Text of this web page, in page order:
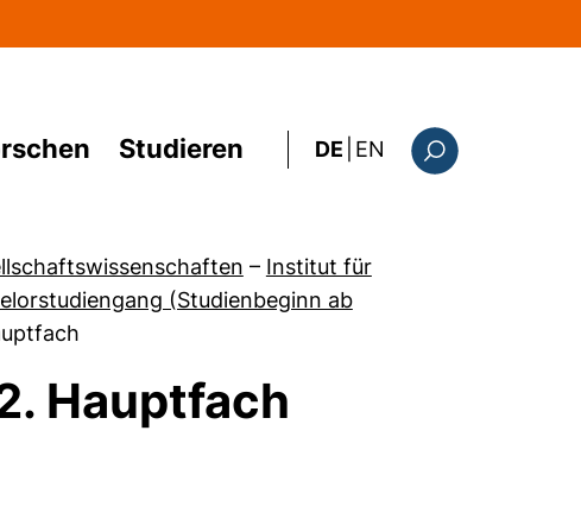
Studieren DE EN : the current page
– Institut für
(Studienbeginn ab
Hauptfach